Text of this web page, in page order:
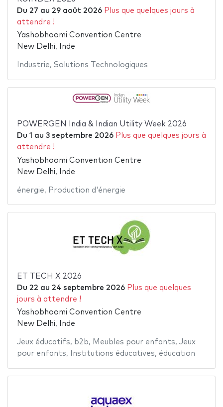
Du 27 au 29 août 2026 Plus que quelques jours à
attendre !
Yashobhoomi Convention Centre
New Delhi, Inde
Industrie, Solutions Technologiques
POWERGEN India & Indian Utility Week 2026
Du 1 au 3 septembre 2026 Plus que quelques jours à
attendre !
Yashobhoomi Convention Centre
New Delhi, Inde
énergie, Production d'énergie
ET TECH X 2026
Du 22 au 24 septembre 2026 Plus que quelques
jours à attendre !
Yashobhoomi Convention Centre
New Delhi, Inde
Jeux éducatifs, b2b, Meubles pour enfants, Jeux
pour enfants, Institutions éducatives, éducation